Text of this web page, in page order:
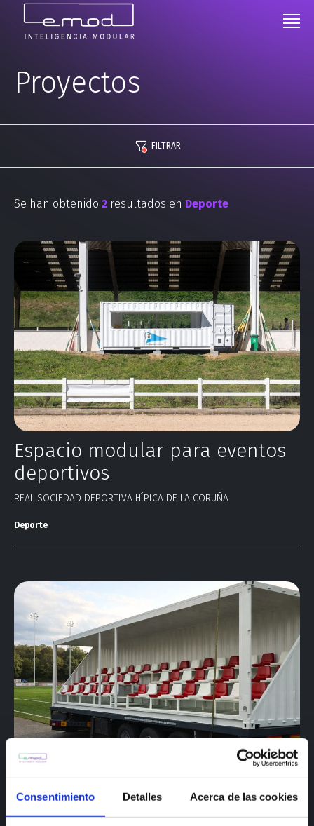
Consentimiento Detalles Acerca de las cookies
Proyectos
FILTRAR
Se han obtenido 2 resultados en Deporte
Espacio modular para eventos
deportivos
REAL SOCIEDAD DEPORTIVA HÍPICA DE LA CORUÑA
Deporte
Estructura modular para
gradas deportivas